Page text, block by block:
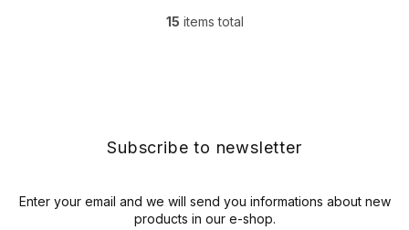
L
c
t
r
15 items total
Subscribe to newsletter
Enter your email and we will send you informations about new
products in our e-shop.